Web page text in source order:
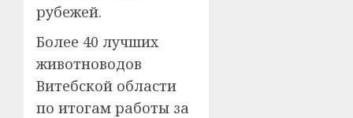
рубежей.
Более 40 лучших
животноводов
Витебской области
по итогам работы за